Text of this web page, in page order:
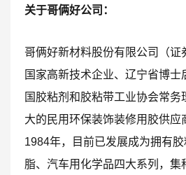
关于哥俩好公司：
哥俩好新材料股份有限公司（证
国家高新技术企业、辽宁省博士
国胶粘剂和胶粘带工业协会常
大的民用环保装饰装修用胶供应
1984年，目前已发展成为拥有
脂、汽车用化学品四大系列，集